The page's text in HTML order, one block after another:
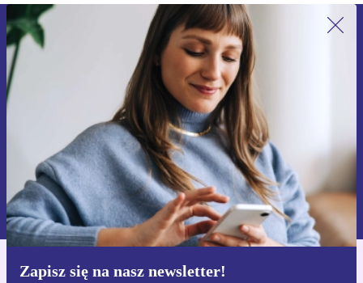
Zapisz się na nasz newsletter!
Zapisz się na nasz newsletter!
Nie przegap żadnej oferty.
Zarejestruj się
Informacje na temat używania danych osobowych znajdują się w
naszej
Polityce prywatności
Pobierz aplikację refurbed